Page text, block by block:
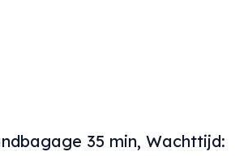
35 min, Wachttijd: